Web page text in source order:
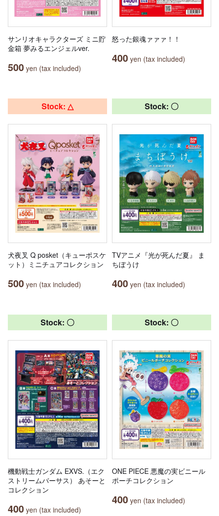
サンリオキャラクターズ ミニ貯
金箱 夢みるエンジェルver.
500 yen (tax included)
怒った銀魂ァァァ！！
400 yen (tax included)
Stock: △
犬夜叉 Q posket（キューポスケ
ット）ミニチュアコレクション
500 yen (tax included)
Stock: 〇
TVアニメ『光が死んだ夏』 ま
ちぼうけ
400 yen (tax included)
Stock: 〇
機動戦士ガンダム EXVS.（エク
ストリームバーサス） あそーと
コレクション
400 yen (tax included)
Stock: 〇
ONE PIECE 悪魔の実ビニール
ポーチコレクション
400 yen (tax included)